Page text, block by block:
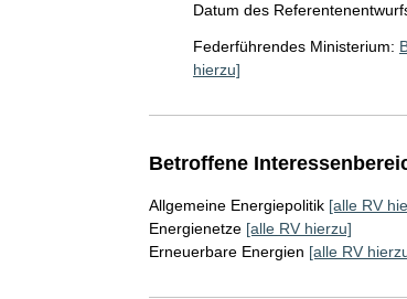
Datum des
Federführendes Ministerium:
hierzu]
Betroffene
Allgemeine Energiepolitik [alle RV
Energienetze [alle RV hierzu]
Erneuerbare Energien [alle RV